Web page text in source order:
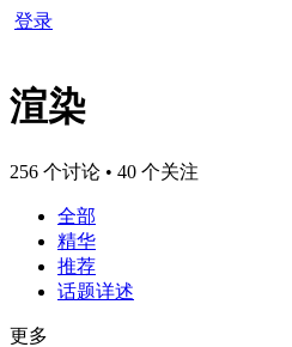
登录
渲染
256 个讨论 • 40 个关注
全部
精华
推荐
话题详述
更多